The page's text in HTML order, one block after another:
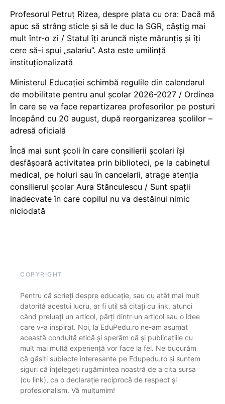
Profesorul Petruț Rizea, despre plata cu ora: Dacă mă
apuc să strâng sticle și să le duc la SGR, câștig mai
mult într-o zi / Statul îți aruncă niște mărunțiș și îți
cere să-i spui „salariu”. Asta este umilință
instituționalizată
Ministerul Educației schimbă regulile din calendarul
de mobilitate pentru anul școlar 2026-2027 / Ordinea
în care se va face repartizarea profesorilor pe posturi
începând cu 20 august, după reorganizarea școlilor –
adresă oficială
Încă mai sunt școli în care consilierii școlari își
desfășoară activitatea prin biblioteci, pe la cabinetul
medical, pe holuri sau în cancelarii, atrage atenția
consilierul școlar Aura Stănculescu / Sunt spații
inadecvate în care copilul nu va destăinui nimic
niciodată
COPYRIGHT
Pentru că scrieți despre educație, sau cu atât mai mult
datorită acestui lucru, ar fi util să citați cu link, atunci
când preluați un articol, părți dintr-un articol sau o idee
care v-a inspirat. Noi, la EduPedu.ro ne-am asumat
această conduită etică și sperăm că și publicațiile cu
mult mai multă experiență vor face la fel. Ne bucurăm
că găsiți subiecte interesante pe Edupedu.ro și suntem
siguri că înțelegeți rugămintea noastră de a cita sursa
(cu link), ca o declarație reciprocă de respect și
profesionalism. Vă mulțumim!